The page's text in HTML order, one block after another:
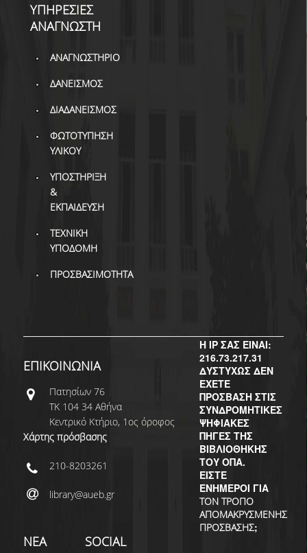
ΥΠΗΡΕΣΙΕΣ
ΑΝΑΓΝΩΣΤΗ
ΑΝΑΓΝΩΣΤΗΡΙΟ
ΔΑΝΕΙΣΜΟΣ
ΔΙΑΔΑΝΕΙΣΜΟΣ
ΦΩΤΟΤΥΠΗΣΗ
ΥΛΙΚΟΥ
ΥΠΟΣΤΗΡΙΞΗ
&
ΕΚΠΑΙΔΕΥΣΗ
ΤΕΧΝΙΚΗ
ΥΠΟΔΟΜΗ
ΠΡΟΣΒΑΣΙΜΟΤΗΤΑ
Η IP ΣΑΣ ΕΙΝΑΙ:
216.73.217.31
ΔΥΣΤΥΧΩΣ ΔΕΝ
ΕΧΕΤΕ
ΠΡΟΣΒΑΣΗ ΣΤΙΣ
ΣΥΝΔΡΟΜΗΤΙΚΕΣ
ΨΗΦΙΑΚΕΣ
ΠΗΓΕΣ ΤΗΣ
ΒΙΒΛΙΟΘΗΚΗΣ
ΤΟΥ ΟΠΑ.
ΕΙΣΤΕ
ΕΝΗΜΕΡΟΙ ΓΙΑ
ΤΟΝ ΤΡΟΠΟ
ΑΠΟΜΑΚΡΥΣΜΕΝΗΣ
ΠΡΟΣΒΑΣΗΣ;
ΕΠΙΚΟΙΝΩΝΙΑ
Πατησίων 76
ΤΚ 104 34 Αθήνα
Κεντρικό Κτήριο, 1ος όροφος
Χάρτης πρόσβασης
210-8203261
library@aueb.gr
ΝΕΑ
SOCIAL